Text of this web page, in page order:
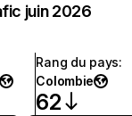
juin 2026
Rang du pays:
Colombie
62